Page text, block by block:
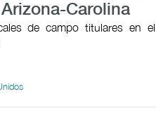
Carolina
de campo titulares en el